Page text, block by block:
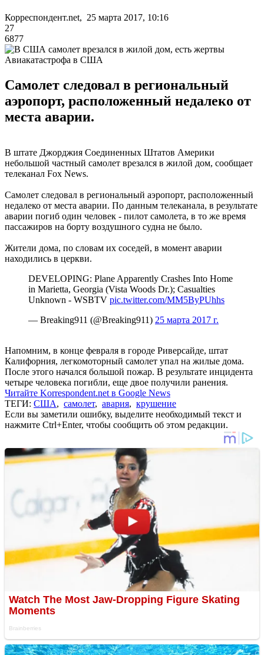
Корреспондент.net, 25 марта 2017, 10:16
27
6877
Авиакатастрофа в США
Самолет следовал в региональный
аэропорт, расположенный недалеко от
места аварии.
В штате Джорджия Соединенных Штатов Америки
небольшой частный самолет врезался в жилой дом, сообщает
телеканал Fox News.
Самолет следовал в региональный аэропорт, расположенный
недалеко от места аварии. По данным телеканала, в результате
аварии погиб один человек - пилот самолета, в то же время
пассажиров на борту воздушного судна не было.
Жители дома, по словам их соседей, в момент аварии
находились в церкви.
DEVELOPING: Plane Apparently Crashes Into Home
in Marietta, Georgia (Vista Woods Dr.); Casualties
Unknown - WSBTV pic.twitter.com/MM5ByPUhhs
— Breaking911 (@Breaking911) 25 марта 2017 г.
Напомним, в конце февраля в городе Риверсайде, штат
Калифорния, легкомоторный самолет упал на жилые дома.
После этого начался большой пожар. В результате инцидента
четыре человека погибли, еще двое получили ранения.
Читайте Korrespondent.net в Google News
ТЕГИ: США, самолет, авария, крушение
Если вы заметили ошибку, выделите необходимый текст и
нажмите Ctrl+Enter, чтобы сообщить об этом редакции.